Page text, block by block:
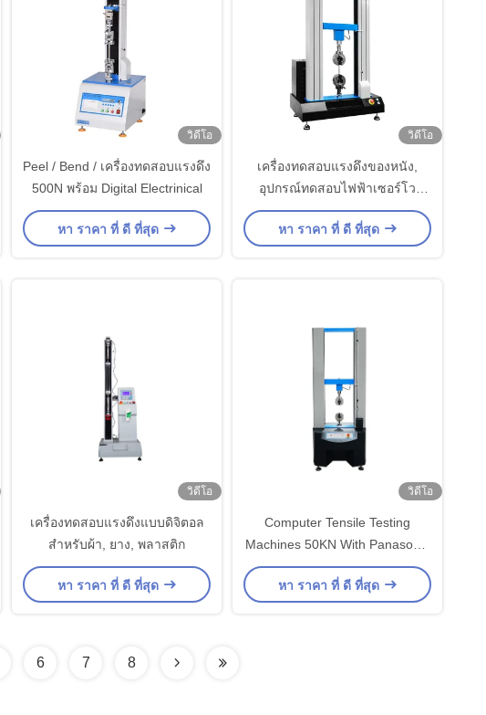
วิดีโอ
Peel / Bend / เครื่องทดสอบแรงดึง
500N พร้อม Digital Electrinical
หา ราคา ที่ ดี ที่สุด
วิดีโอ
เครื่องทดสอบแรงดึงของหนัง,
อุปกรณ์ทดสอบไฟฟ้าเซอร์โว
คอมพิวเตอร์
หา ราคา ที่ ดี ที่สุด
วิดีโอ
เครื่องทดสอบแรงดึงแบบดิจิตอล
สำหรับผ้า, ยาง, พลาสติก
หา ราคา ที่ ดี ที่สุด
วิดีโอ
Computer Tensile Testing
Machines 50KN With Panasonic
Servo Motor / PC Display
หา ราคา ที่ ดี ที่สุด
6 7 8